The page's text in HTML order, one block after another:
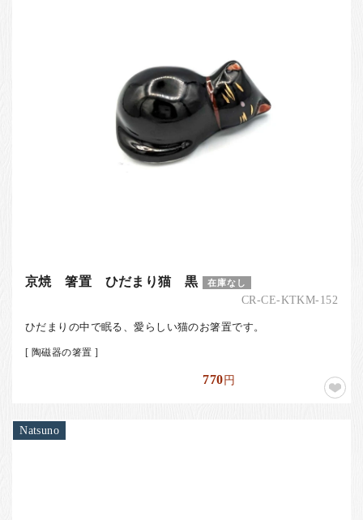
京焼 箸置 ひだまり猫 黒 在庫なし
CR-CE-KTKM-152
ひだまりの中で眠る、愛らしい猫のお箸置です。
[ 陶磁器の箸置 ]
770円
Natsuno